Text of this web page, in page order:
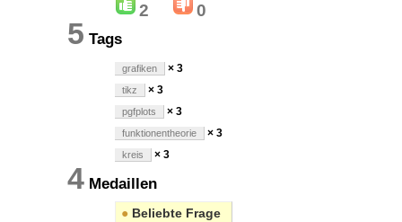
2 0
5 Tags
grafiken × 3
tikz × 3
pgfplots × 3
funktionentheorie × 3
kreis × 3
4 Medaillen
● Beliebte Frage